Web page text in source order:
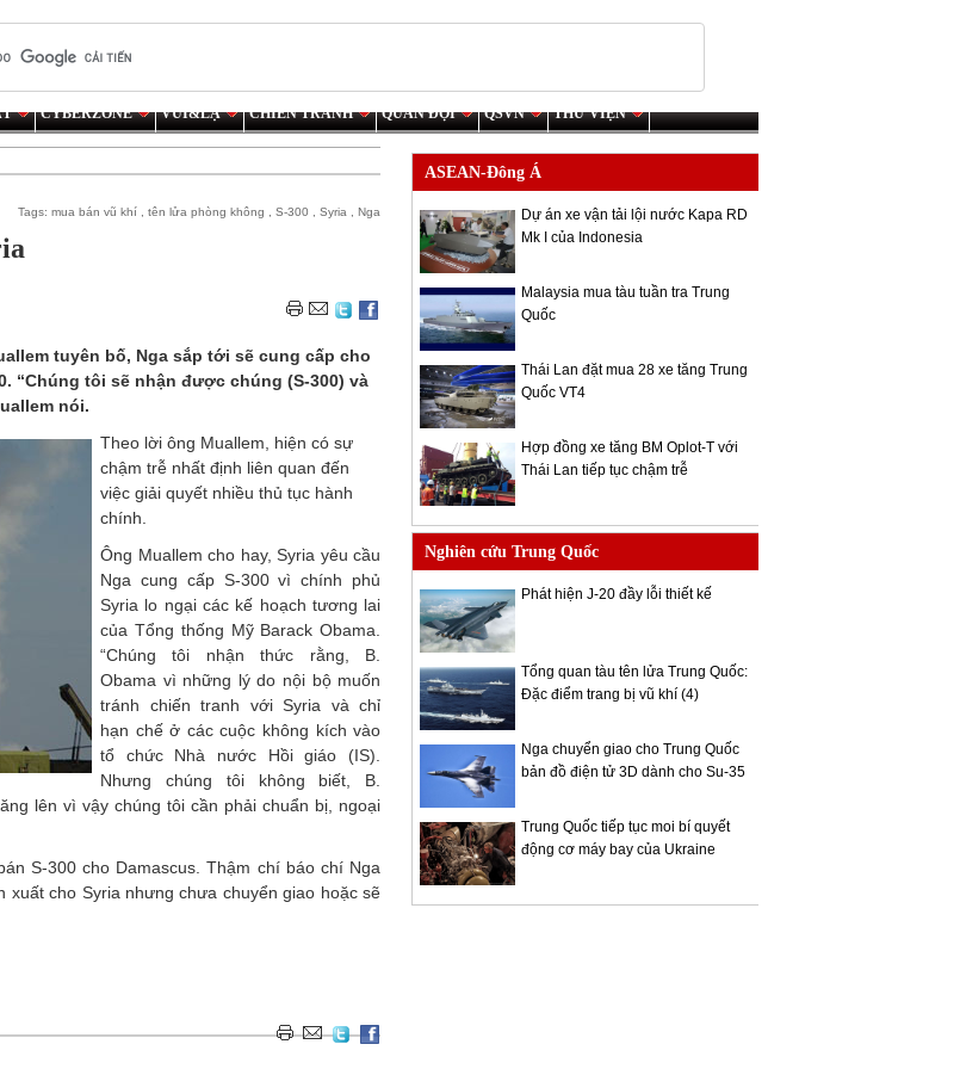
CYBERZONE VUI&LẠ CHIẾN TRANH QUÂN ĐỘI QSVN THƯ VIỆN
Tags:mua bán vũ khí ,tên lửa phòng không ,S-300 ,Syria ,Nga
tuyên bố, Nga sắp tới sẽ cung cấp cho
“Chúng tôi sẽ nhận được chúng (S-300) và
nói.
Theo lời ông Muallem, hiện có sự
chậm trễ nhất định liên quan đến
việc giải quyết nhiều thủ tục hành
chính.
Ông Muallem cho hay, Syria yêu cầu
Nga cung cấp S-300 vì chính phủ
Syria lo ngại các kế hoạch tương lai
của Tổng thống Mỹ Barack Obama.
“Chúng tôi nhận thức rằng, B.
Obama vì những lý do nội bộ muốn
tránh chiến tranh với Syria và chỉ
hạn chế ở các cuộc không kích vào
tổ chức Nhà nước Hồi giáo (IS).
Nhưng chúng tôi không biết, B.
lên vì vậy chúng tôi cần phải chuẩn bị, ngoại
S-300 cho Damascus. Thậm chí báo chí Nga
cho Syria nhưng chưa chuyển giao hoặc sẽ
ASEAN-Đông Á
Dự án xe vận tải lội nước Kapa RD
Mk I của Indonesia
Malaysia mua tàu tuần tra Trung
Quốc
Thái Lan đặt mua 28 xe tăng Trung
Quốc VT4
Hợp đồng xe tăng BM Oplot-T với
Thái Lan tiếp tục chậm trễ
Nghiên cứu Trung Quốc
Phát hiện J-20 đầy lỗi thiết kế
Tổng quan tàu tên lửa Trung Quốc:
Đặc điểm trang bị vũ khí (4)
Nga chuyển giao cho Trung Quốc
bản đồ điện tử 3D dành cho Su-35
Trung Quốc tiếp tục moi bí quyết
động cơ máy bay của Ukraine